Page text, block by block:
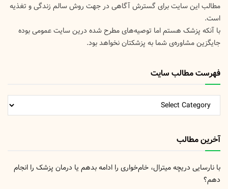
مطالب این سایت برای گسترش آگاهی در جهت روش سالم زندگی و تغذیه
است.
با آنکه پزشک هستم اما توصیه‌های مطرح شده درین سایت عمومی بوده
جایگزین مشاوره‌ی شما به پزشکتان نخواهد بود.
فهرست مطالب سایت
فهرست
مطالب
آخرین مطالب
با نارسایی دریچه میترال، خام‌خواری را ادامه بدهم یا درمان پزشک را انجام
دهم؟